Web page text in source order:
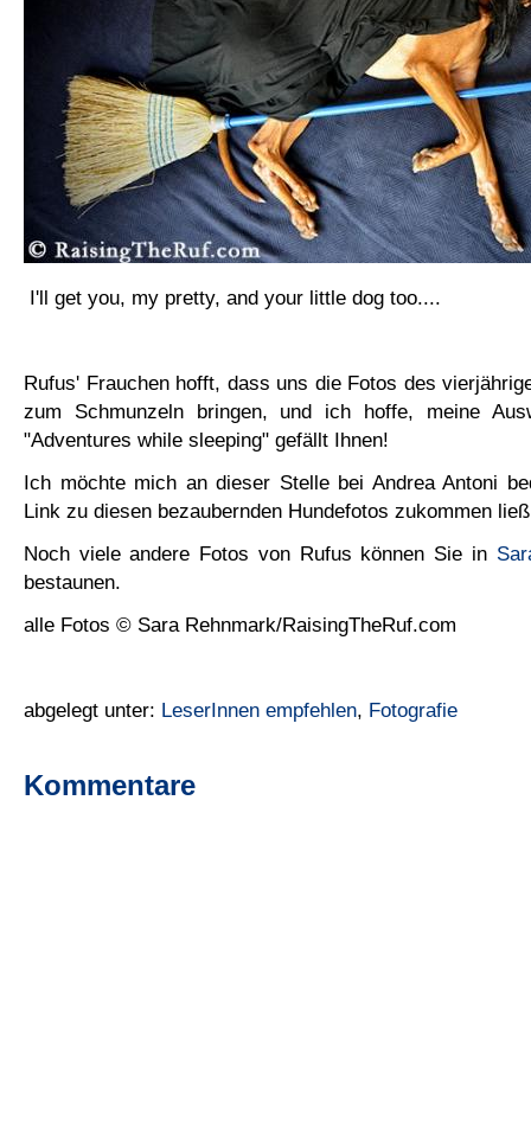
I'll get you, my pretty, and your little dog too....
Rufus' Frauchen hofft, dass uns die Fotos des
zum Schmunzeln bringen, und ich hoffe, meine
"Adventures while sleeping" gefällt Ihnen!
Ich möchte mich an dieser Stelle bei Andrea Antoni
Link zu diesen bezaubernden Hundefotos zukommen
Noch viele andere Fotos von Rufus können Sie in
bestaunen.
alle Fotos © Sara Rehnmark/RaisingTheRuf.com
abgelegt unter: LeserInnen empfehlen, Fotografie
Kommentare